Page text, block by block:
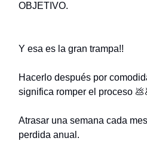
OBJETIVO.
Y esa es la gran trampa!!
Hacerlo después por
significa romper el proceso
Atrasar una semana cada
perdida anual.